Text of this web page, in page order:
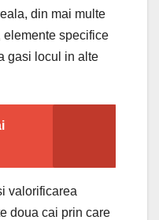
din mai multe
elemente specifice
gasi locul in alte
valorificarea
doua cai prin care